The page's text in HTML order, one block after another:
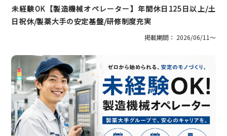
未経験OK【製造機械オペレーター】年間休日125日以上/土
日祝休/製薬大手の安定基盤/研修制度充実
掲載期間： 2026/06/11〜